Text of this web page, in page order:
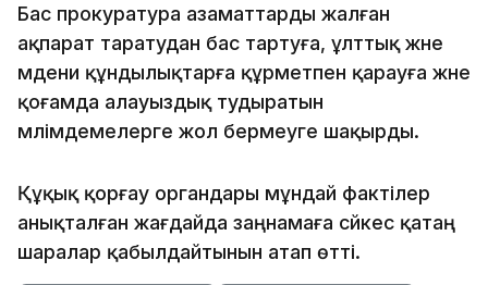
Бас прокуратура азаматтарды жалған
ақпарат таратудан бас тартуға, ұлттық және
мәдени құндылықтарға құрметпен қарауға және
қоғамда алауыздық тудыратын
мәлімдемелерге жол бермеуге шақырды.
Құқық қорғау органдары мұндай фактілер
анықталған жағдайда заңнамаға сәйкес қатаң
шаралар қабылдайтынын атап өтті.